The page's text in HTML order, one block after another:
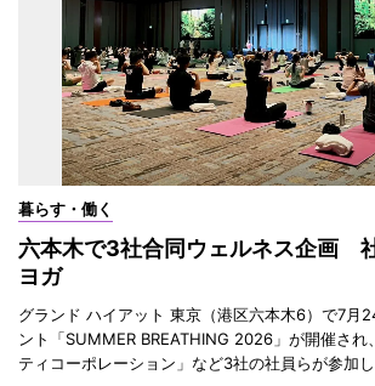
暮らす・働く
六本木で3社合同ウェルネス企画
ヨガ
グランド ハイアット 東京（港区六本木6）で7月
ント「SUMMER BREATHING 2026」が開催され
ティコーポレーション」など3社の社員らが参加し